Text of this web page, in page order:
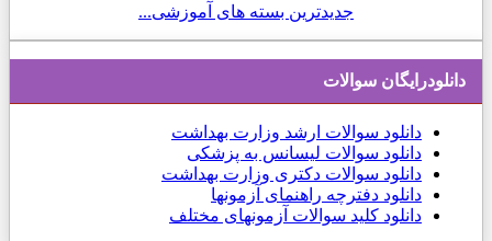
جدیدترین بسته های آموزشی...
دانلودرایگان سوالات
دانلود سوالات ارشد وزارت بهداشت
دانلود سوالات لیسانس به پزشکی
دانلود سوالات دکتری وزارت بهداشت
دانلود دفترچه راهنمای آزمونها
دانلود کلید سوالات آزمونهای مختلف